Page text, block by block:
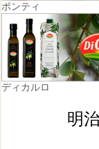
ポンティ
ディカルロ
明